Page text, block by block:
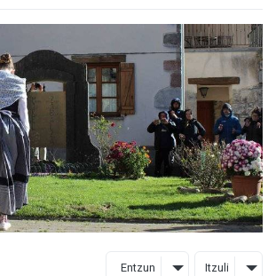
Entzun Itzuli